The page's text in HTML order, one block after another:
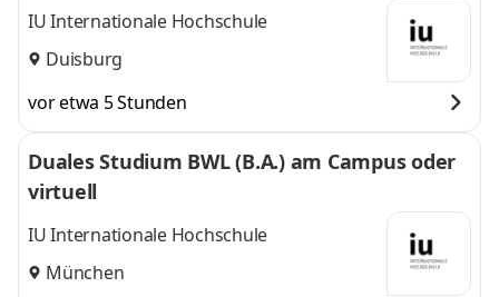
IU Internationale Hochschule
Duisburg
vor etwa 5 Stunden
Duales Studium BWL (B.A.) am Campus oder
virtuell
IU Internationale Hochschule
München